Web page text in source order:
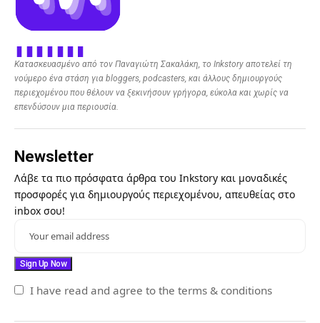
Κατασκευασμένο από τον Παναγιώτη Σακαλάκη, το Inkstory αποτελεί τη
νούμερο ένα στάση για bloggers, podcasters, και άλλους δημιουργούς
περιεχομένου που θέλουν να ξεκινήσουν γρήγορα, εύκολα και χωρίς να
επενδύσουν μια περιουσία.
Newsletter
Λάβε τα πιο πρόσφατα άρθρα του Inkstory και μοναδικές
προσφορές για δημιουργούς περιεχομένου, απευθείας στο
inbox σου!
I have read and agree to the terms & conditions